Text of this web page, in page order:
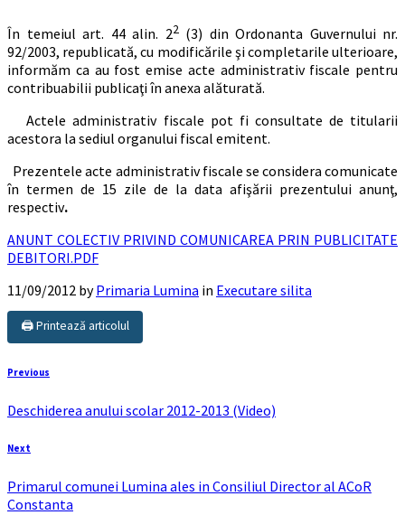
În temeiul art. 44 alin. 22(3) din Ordonanta Guvernului nr.
92/2003, republicată, cu modificările şi completarile ulterioare,
informăm ca au fost emise acte administrativ fiscale pentru
contribuabilii publicaţi în anexa alăturată.
Actele administrativ fiscale pot fi consultate de titularii
acestora la sediul organului fiscal emitent.
Prezentele acte administrativ fiscale se considera comunicate
în termen de 15 zile de la data afişării prezentului anunţ,
respectiv.
ANUNT COLECTIV PRIVIND COMUNICAREA PRIN PUBLICITATE
DEBITORI.PDF
11/09/2012 byPrimaria Lumina in Executare silita
🖨️ Printează articolul
Previous
Deschiderea anului scolar 2012-2013 (Video)
Next
Primarul comunei Lumina ales in Consiliul Director al ACoR
Constanta